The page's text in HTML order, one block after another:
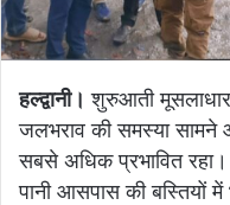
हल्द्वानी। शुरुआती
जलभराव की समस्या सामने
सबसे अधिक प्रभावित
पानी आसपास की बस्तियों